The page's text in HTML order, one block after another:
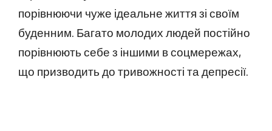
порівнюючи чуже ідеальне життя зі своїм
буденним. Багато молодих людей постійно
порівнюють себе з іншими в соцмережах,
що призводить до тривожності та депресії.